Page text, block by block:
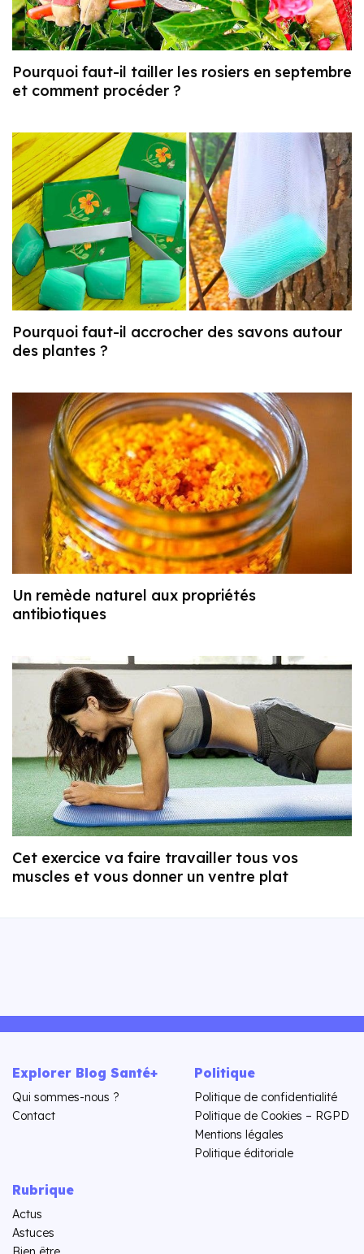
Pourquoi faut-il tailler les rosiers en septembre
et comment procéder ?
Pourquoi faut-il accrocher des savons autour
des plantes ?
Un remède naturel aux propriétés
antibiotiques
Cet exercice va faire travailler tous vos
muscles et vous donner un ventre plat
Explorer Blog Santé+
Qui sommes-nous ?
Contact
Politique
Politique de confidentialité
Politique de Cookies – RGPD
Mentions légales
Politique éditoriale
Rubrique
Actus
Astuces